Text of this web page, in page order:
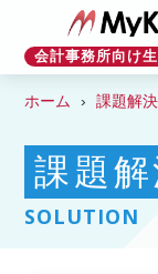
会計事務所向け
ホーム 課題解
課題解
SOLUTION